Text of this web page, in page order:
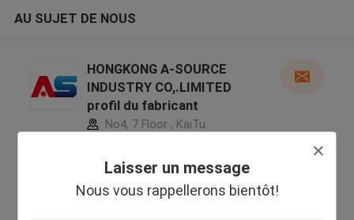
Laisser un message
Nous vous rappellerons bientôt!
AU SUJET DE NOUS
HONGKONG A-SOURCE
INDUSTRY CO,.LIMITED
profil du fabricant
No4, 7 Floor , KaiTu
,Wang Jiao , Jiulong district
5.0